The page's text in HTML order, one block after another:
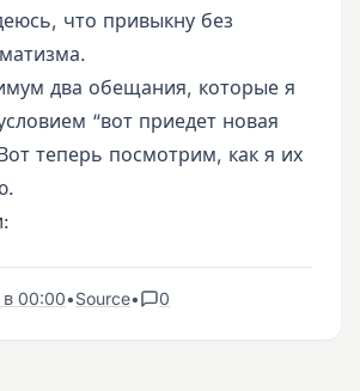
что привыкну без
два обещания, которые я
“вот приедет новая
теперь посмотрим, как я их
в 00:00•Source• 0